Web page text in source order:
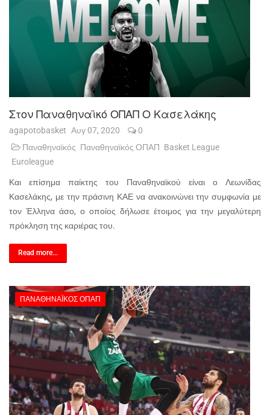
Στον Παναθηναϊκό ΟΠΑΠ Ο Κασελάκης
agapotobasket Αυγ 07, 2020
0
Παναθηναϊκός Παναθηναϊκός ΟΠΑΠ Basket League
Euroleague
Και επίσημα παίκτης του Παναθηναϊκού είναι ο Λεωνίδας
Κασελάκης, με την πράσινη ΚΑΕ να ανακοινώνει την συμφωνία με
τον Έλληνα άσο, ο οποίος δήλωσε έτοιμος για την μεγαλύτερη
πρόκληση της καριέρας του.
Read more...
ΠΑΝΑΘΗΝΑΪΚΌΣ ΟΠΑΠ